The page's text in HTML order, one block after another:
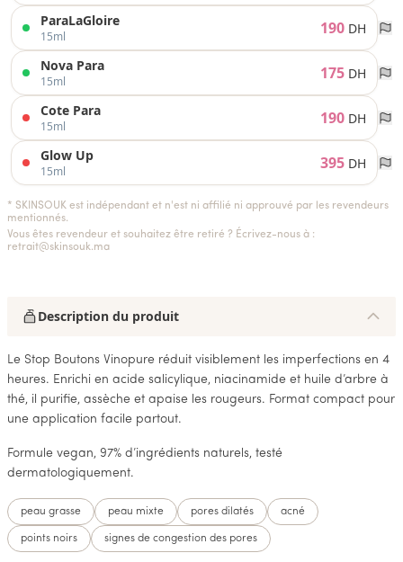
ParaLaGloire
15ml 190 DH
Nova Para
15ml 175 DH
Cote Para
15ml 190 DH
Glow Up
15ml 395 DH
* SKINSOUK est indépendant et n'est ni affilié ni approuvé par les revendeurs
mentionnés.
Vous êtes revendeur et souhaitez être retiré ? Écrivez-nous à :
retrait@skinsouk.ma
Description du produit
Le Stop Boutons Vinopure réduit visiblement les imperfections en 4
heures. Enrichi en acide salicylique, niacinamide et huile d’arbre à
thé, il purifie, assèche et apaise les rougeurs. Format compact pour
une application facile partout.
Formule vegan, 97% d’ingrédients naturels, testé
dermatologiquement.
peau grasse peau mixte pores dilatés acné
points noirs signes de congestion des pores